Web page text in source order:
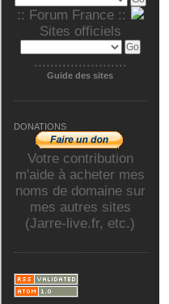
:: Forum France ::
Sites officiels
.......................
Guide des sites
DONATIONS
Votre contribution
m'aide à acheter mes
noms de domaine sur
mes autres sites
(Jarre-live.fr, etc.)